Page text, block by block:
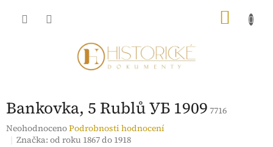
Bankovka, 5 Rublů УБ 1909 7716
Průměrné
hodnocení
NeohodnocenoPodrobnosti hodnocení
Značka:od roku 1867 do 1918